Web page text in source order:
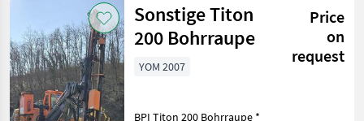
Sonstige Titon
200 Bohrraupe
Price
on
request
YOM 2007
BPI Titon 200 Bohrraupe *